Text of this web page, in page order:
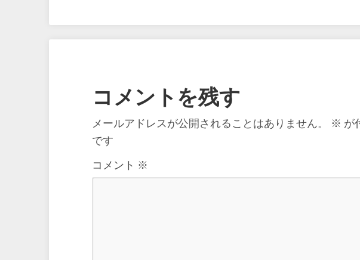
コメントを残す
メールアドレスが公開されることはありません。 ※ が
です
コメント ※